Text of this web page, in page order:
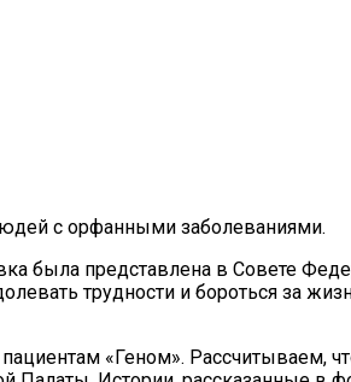
с орфанными заболеваниями.
была представлена в Совете
трудности и бороться за
«Геном». Рассчитываем,